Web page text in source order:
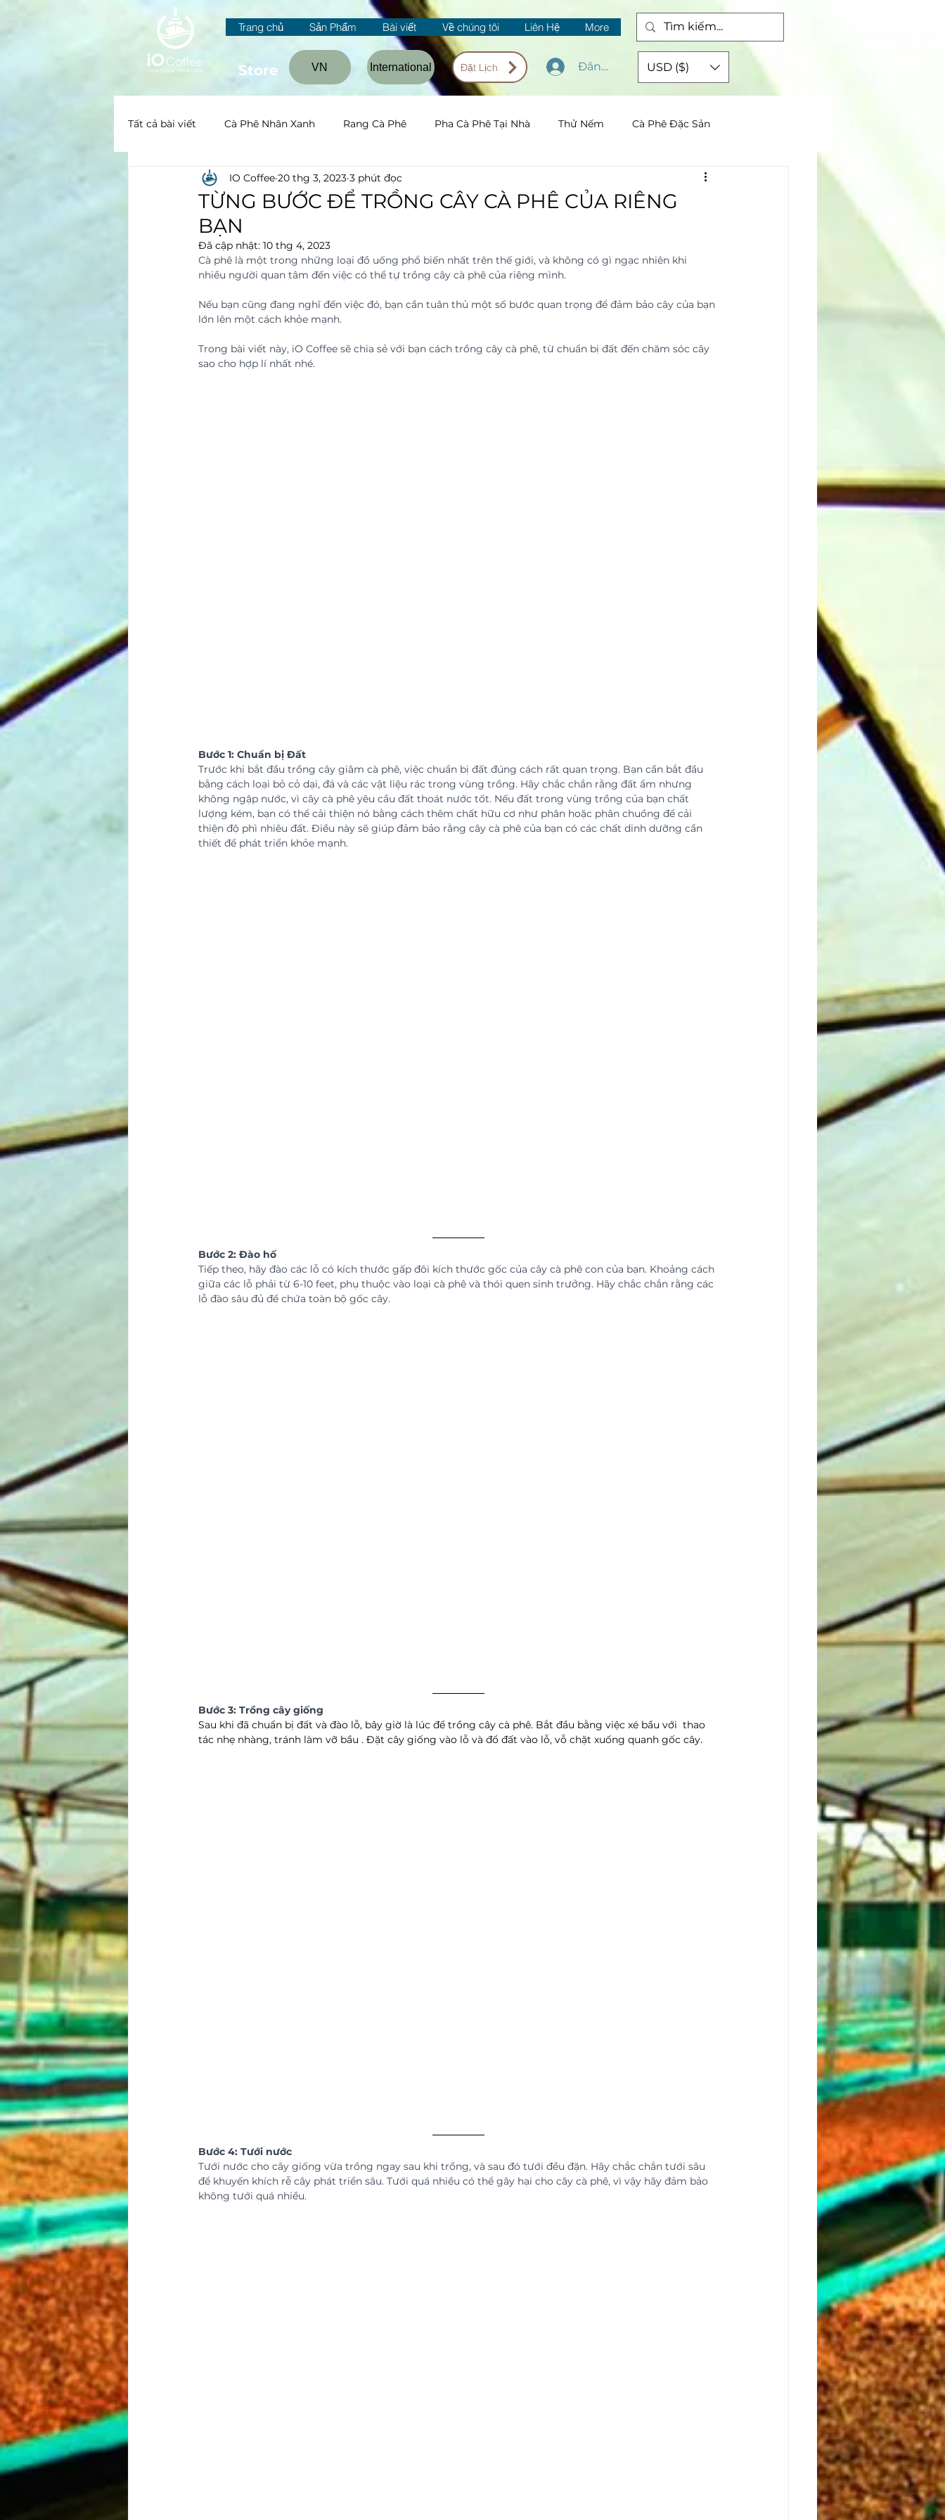
Trang chủ Sản Phẩm Bài viết Về chúng tôi Liên Hệ More
Store VN International Đặt Lịch Đăng nhập USD ($)
Tất cả bài viết Cà Phê Nhân Xanh Rang Cà Phê Pha Cà Phê Tại Nhà Thử Nếm Cà Phê Đặc Sản
Canh tác và Sơ chế All
TỪNG BƯỚC ĐỂ TRỒNG CÂY CÀ PHÊ CỦA RIÊNG
BẠN
IO Coffee 20 thg 3, 2023 3 phút đọc
Đã cập nhật: 10 thg 4, 2023
Cà phê là một trong những loại đồ uống phổ biến nhất trên thế giới, và không có gì ngạc nhiên khi
nhiều người quan tâm đến việc có thể tự trồng cây cà phê của riêng mình.
Nếu bạn cũng đang nghĩ đến việc đó, bạn cần tuân thủ một số bước quan trọng để đảm bảo cây của bạn
lớn lên một cách khỏe mạnh.
Trong bài viết này, iO Coffee sẽ chia sẻ với bạn cách trồng cây cà phê, từ chuẩn bị đất đến chăm sóc cây
sao cho hợp lí nhất nhé.
Bước 1: Chuẩn bị Đất
Trước khi bắt đầu trồng cây giâm cà phê, việc chuẩn bị đất đúng cách rất quan trọng. Bạn cần bắt đầu
bằng cách loại bỏ cỏ dại, đá và các vật liệu rác trong vùng trồng. Hãy chắc chắn rằng đất ẩm nhưng
không ngập nước, vì cây cà phê yêu cầu đất thoát nước tốt. Nếu đất trong vùng trồng của bạn chất
lượng kém, bạn có thể cải thiện nó bằng cách thêm chất hữu cơ như phân hoặc phân chuồng để cải
thiện độ phì nhiêu đất. Điều này sẽ giúp đảm bảo rằng cây cà phê của bạn có các chất dinh dưỡng cần
thiết để phát triển khỏe mạnh.
Bước 2: Đào hố
Tiếp theo, hãy đào các lỗ có kích thước gấp đôi kích thước gốc của cây cà phê con của bạn. Khoảng cách
giữa các lỗ phải từ 6-10 feet, phụ thuộc vào loại cà phê và thói quen sinh trưởng. Hãy chắc chắn rằng các
lỗ đào sâu đủ để chứa toàn bộ gốc cây.
Bước 3: Trồng cây giống
Sau khi đã chuẩn bị đất và đào lỗ, bây giờ là lúc để trồng cây cà phê. Bắt đầu bằng việc xé bầu với  thao
tác nhẹ nhàng, tránh làm vỡ bầu . Đặt cây giống vào lỗ và đổ đất vào lỗ, vỗ chặt xuống quanh gốc cây.
Bước 4: Tưới nước
Tưới nước cho cây giống vừa trồng ngay sau khi trồng, và sau đó tưới đều đặn. Hãy chắc chắn tưới sâu
để khuyến khích rễ cây phát triển sâu. Tưới quá nhiều có thể gây hại cho cây cà phê, vì vậy hãy đảm bảo
không tưới quá nhiều.